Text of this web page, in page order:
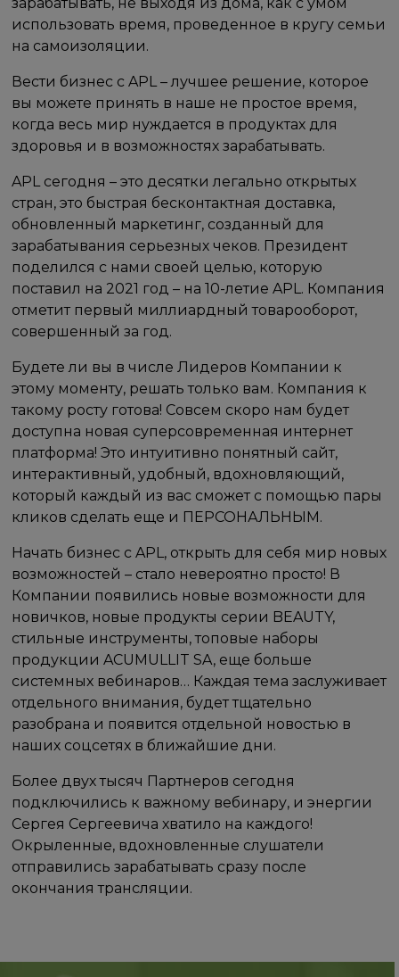
использовать время, проведенное в кругу семьи
на самоизоляции.
Вести бизнес с APL – лучшее решение, которое
вы можете принять в наше не простое время,
когда весь мир нуждается в продуктах для
здоровья и в возможностях зарабатывать.
APL сегодня – это десятки легально открытых
стран, это быстрая бесконтактная доставка,
обновленный маркетинг, созданный для
зарабатывания серьезных чеков. Президент
поделился с нами своей целью, которую
поставил на 2021 год – на 10-летие APL. Компания
отметит первый миллиардный товарооборот,
совершенный за год.
Будете ли вы в числе Лидеров Компании к
этому моменту, решать только вам. Компания к
такому росту готова! Совсем скоро нам будет
доступна новая суперсовременная интернет
платформа! Это интуитивно понятный сайт,
интерактивный, удобный, вдохновляющий,
который каждый из вас сможет с помощью пары
кликов сделать еще и ПЕРСОНАЛЬНЫМ.
Начать бизнес с APL, открыть для себя мир новых
возможностей – стало невероятно просто! В
Компании появились новые возможности для
новичков, новые продукты серии BEAUTY,
стильные инструменты, топовые наборы
продукции ACUMULLIT SA, еще больше
системных вебинаров… Каждая тема заслуживает
отдельного внимания, будет тщательно
разобрана и появится отдельной новостью в
наших соцсетях в ближайшие дни.
Более двух тысяч Партнеров сегодня
подключились к важному вебинару, и энергии
Сергея Сергеевича хватило на каждого!
Окрыленные, вдохновленные слушатели
отправились зарабатывать сразу после
окончания трансляции.